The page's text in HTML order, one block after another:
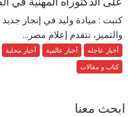
كتبت : ميادة وليد في إنجاز
والتميز، تتقدم إعلام مصر...
أخبار عاجله أخبار عالمية أخبار محلية
كتاب و مقالات
ابحث معنا